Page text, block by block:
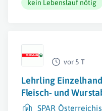
kein Lebenslauf nötig
vor 5 T
Lehrling
Fleisch- und
SPAR